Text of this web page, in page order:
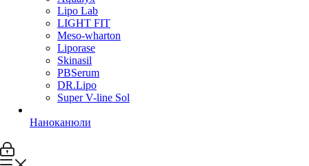
Lipo Lab
LIGHT FIT
Meso-wharton
Liporase
Skinasil
PBSerum
DR.Lipo
Super V-line Sol
Наноканюли